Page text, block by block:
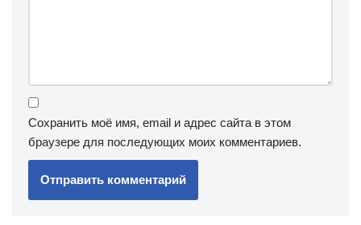
Сохранить моё имя, email и адрес сайта в этом
браузере для последующих моих комментариев.